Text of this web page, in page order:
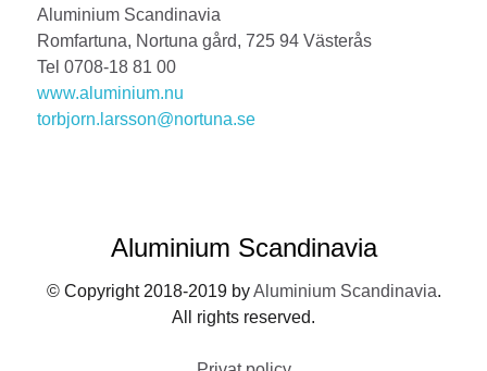
Aluminium Scandinavia
Romfartuna, Nortuna gård, 725 94 Västerås
Tel 0708-18 81 00
www.aluminium.nu
torbjorn.larsson@nortuna.se
Aluminium Scandinavia
© Copyright 2018-2019 byAluminium Scandinavia.
All rights reserved.